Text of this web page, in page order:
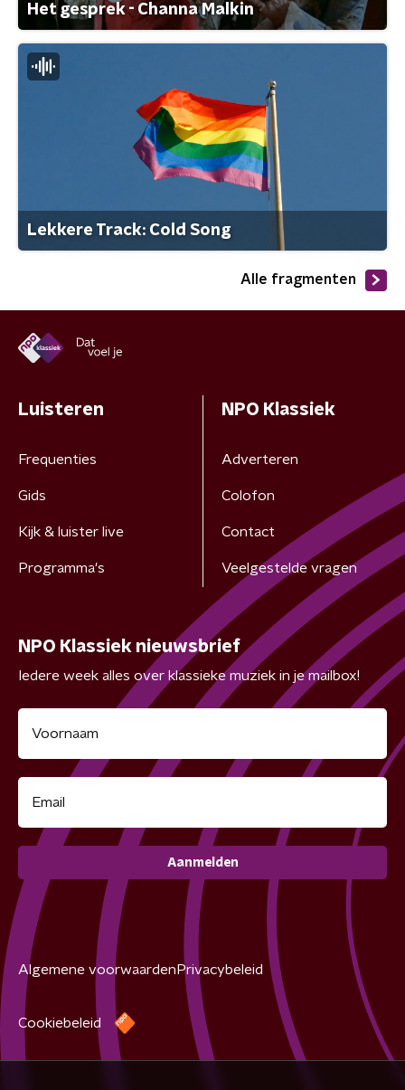
Het gesprek - Channa Malkin
Lekkere Track: Cold Song
Alle fragmenten
Luisteren
Frequenties
Gids
Kijk & luister live
Programma's
NPO Klassiek
Adverteren
Colofon
Contact
Veelgestelde vragen
NPO Klassiek nieuwsbrief
Iedere week alles over klassieke muziek in je mailbox!
Aanmelden
Algemene voorwaarden Privacybeleid
Cookiebeleid